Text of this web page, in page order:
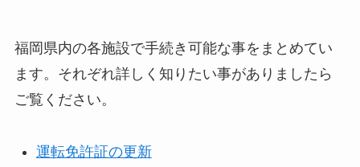
福岡県内の各施設で手続き可能な事をまとめてい
ます。それぞれ詳しく知りたい事がありましたら
ご覧ください。
運転免許証の更新